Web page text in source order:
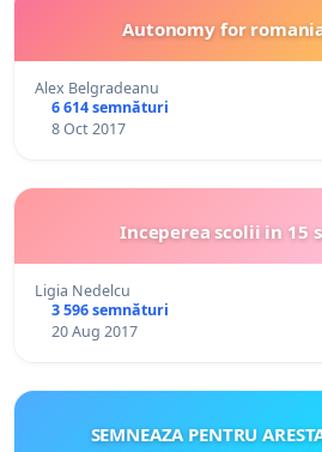
Autonomy for
Alex Belgradeanu
6 614 semnături
8 Oct 2017
Inceperea scolii in 15
Ligia Nedelcu
3 596 semnături
20 Aug 2017
SEMNEAZA PENTRU